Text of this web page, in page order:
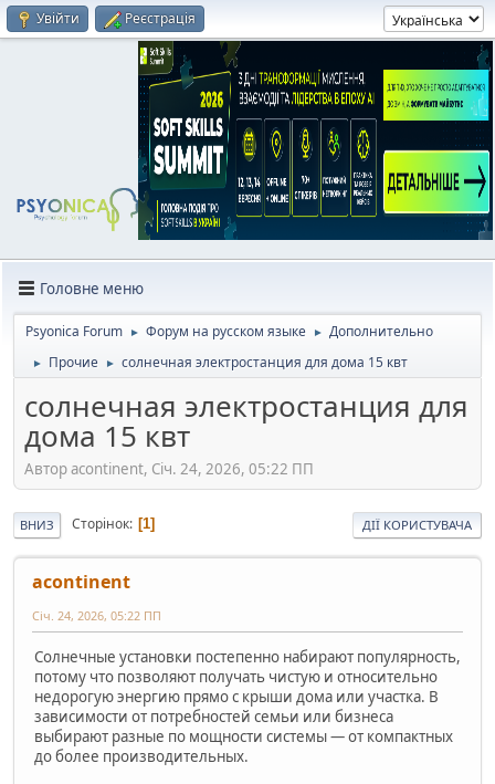
Увійти Реєстрація
Головне меню
Psyonica Forum ► Форум на русском языке ► Дополнительно
► Прочие ► солнечная электростанция для дома 15 квт
солнечная электростанция для
дома 15 квт
Автор acontinent, Січ. 24, 2026, 05:22 ПП
ВНИЗ Сторінок 1 ДІЇ КОРИСТУВАЧА
acontinent
Січ. 24, 2026, 05:22 ПП
Солнечные установки постепенно набирают популярность,
потому что позволяют получать чистую и относительно
недорогую энергию прямо с крыши дома или участка. В
зависимости от потребностей семьи или бизнеса
выбирают разные по мощности системы — от компактных
до более производительных.